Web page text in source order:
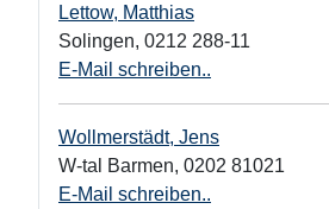
Lettow, Matthias
Solingen, 0212 288-11
E-Mail schreiben..
Wollmerstädt, Jens
W-tal Barmen, 0202 81021
E-Mail schreiben..